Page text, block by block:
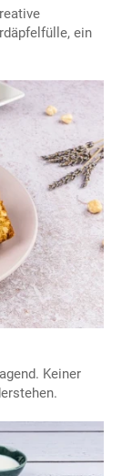
ein
Keiner